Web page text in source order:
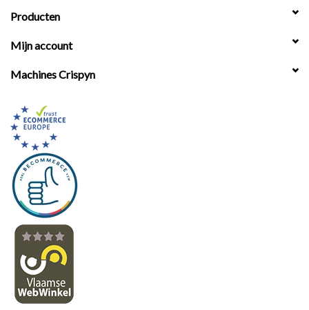
Producten
Mijn account
Machines Crispyn